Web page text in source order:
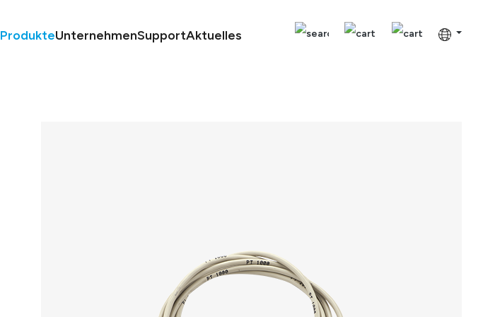
ProdukteUnternehmenSupportAktuelles